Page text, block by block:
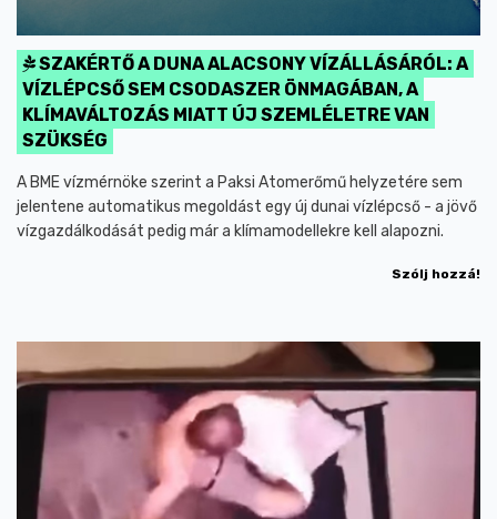
SZAKÉRTŐ A DUNA ALACSONY VÍZÁLLÁSÁRÓL: A
VÍZLÉPCSŐ SEM CSODASZER ÖNMAGÁBAN, A
KLÍMAVÁLTOZÁS MIATT ÚJ SZEMLÉLETRE VAN
SZÜKSÉG
A BME vízmérnöke szerint a Paksi Atomerőmű helyzetére sem
jelentene automatikus megoldást egy új dunai vízlépcső - a jövő
vízgazdálkodását pedig már a klímamodellekre kell alapozni.
Szólj hozzá!